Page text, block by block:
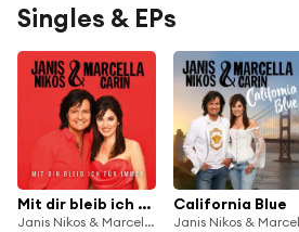
Singles & EPs
Mit dir bleib ich für immer
Janis Nikos & Marcella Carin
California Blue